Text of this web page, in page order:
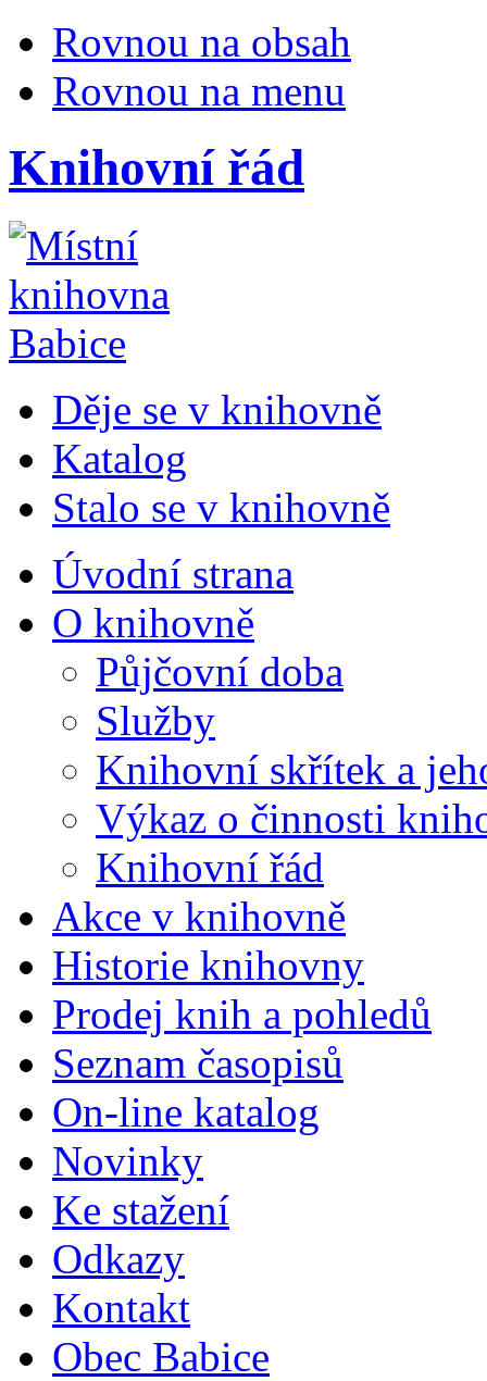
Rovnou na obsah
Rovnou na menu
Knihovní řád
Děje se v knihovně
Katalog
Stalo se v knihovně
Úvodní strana
O knihovně
Půjčovní doba
Služby
Knihovní skřítek a
Výkaz o činnosti
Knihovní řád
Akce v knihovně
Historie knihovny
Prodej knih a pohledů
Seznam časopisů
On-line katalog
Novinky
Ke stažení
Odkazy
Kontakt
Obec Babice